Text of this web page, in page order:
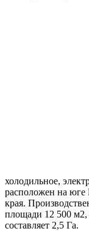
холодильное,
расположен на юге
края.
площади 12 500 м2,
составляет 2,5 Га.